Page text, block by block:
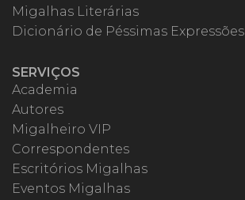
Migalhas Literárias
Dicionário de Péssimas Expressões
SERVIÇOS
Academia
Autores
Migalheiro VIP
Correspondentes
Escritórios Migalhas
Eventos Migalhas